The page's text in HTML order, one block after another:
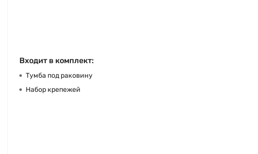
Входит в комплект:
Тумба под раковину
Набор крепежей